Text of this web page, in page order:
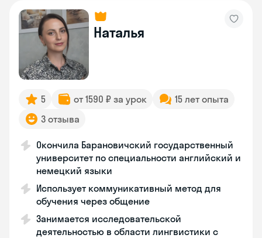
Наталья
5 от 1590 ₽ за урок
15 лет опыта
3 отзыва
Окончила Барановичский государственный
университет по специальности английский и
немецкий языки
Использует коммуникативный метод для
обучения через общение
Занимается исследовательской
деятельностью в области лингвистики с